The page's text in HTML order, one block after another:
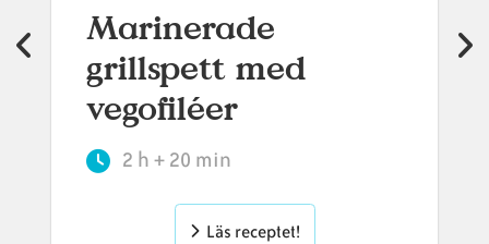
Marinerade
grillspett med
vegofiléer
2 h + 20 min
Läs receptet!